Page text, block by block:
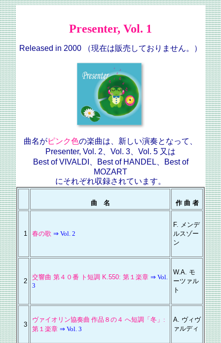
Presenter, Vol. 1
Released in 2000 （現在は販売しておりません。）
曲名がピンク色の楽曲は、新しい演奏となって、
Presenter, Vol. 2
Vol. 3 Vol. 5 又は
Best of VIVALDI、
Best of HANDEL
Best of
MOZART
にそれぞれ収録されています。
曲 名 作 曲 者
1 春の歌 ⇒ Vol. 2
F. メンデ
ルスゾー
ン
2
交響曲 第４０番 ト短調 K.550: 第１楽章 ⇒ Vol.
3
W.A. モ
ーツァル
ト
3
ヴァイオリン協奏曲 作品８の４ へ短調「冬」:
第１楽章 ⇒ Vol. 3
A. ヴィヴ
ァルディ